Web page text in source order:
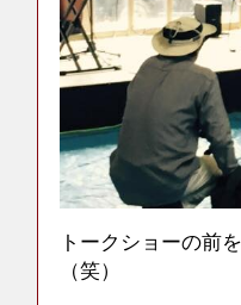
トークショーの前
（笑）